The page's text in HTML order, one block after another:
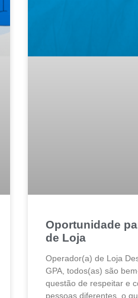
Oportunidade
de Loja
Operador(a) de Loja
GPA, todos(as) são
questão de respeitar e
pessoas diferentes, o